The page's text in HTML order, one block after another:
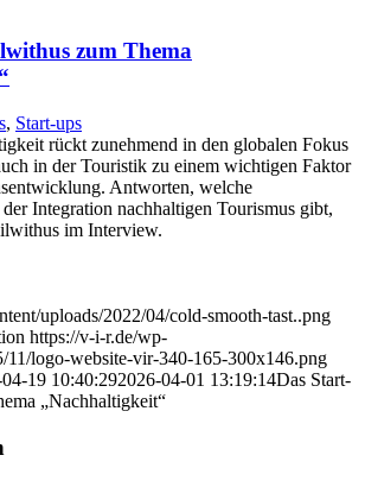
zum Thema
, Start-ups
rückt zunehmend in den globalen Fokus
in der Touristik zu einem wichtigen Faktor
Antworten, welche
Integration nachhaltigen Tourismus gibt,
im Interview.
uploads/2022/04/cold-smooth-tast..png
https://v-i-r.de/wp-
11/logo-website-vir-340-165-300x146.png
19 10:40:292026-04-01 13:19:14Das Start-
„Nachhaltigkeit“